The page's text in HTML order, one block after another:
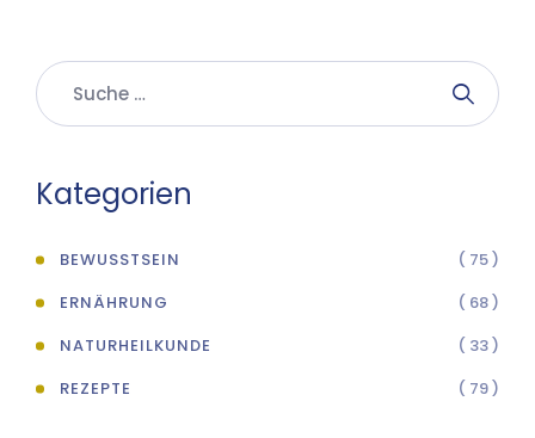
Kategorien
BEWUSSTSEIN
( 75 )
ERNÄHRUNG
( 68 )
NATURHEILKUNDE
( 33 )
REZEPTE
( 79 )